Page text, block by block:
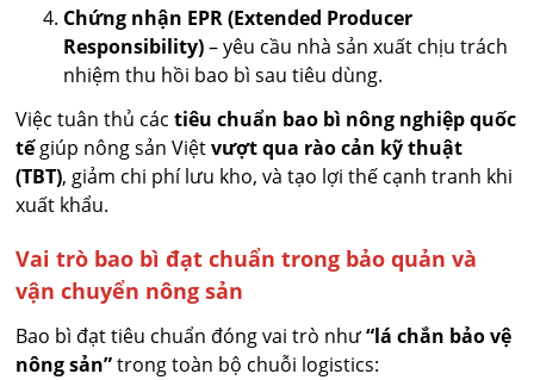
Chứng nhận EPR (Extended Producer
Responsibility)– yêu cầu nhà sản xuất chịu trách
nhiệm thu hồi bao bì sau tiêu dùng.
Việc tuân thủ cáctiêu chuẩn bao bì nông nghiệp quốc
tếgiúp nông sản Việtvượt qua rào cản kỹ thuật
(TBT), giảm chi phí lưu kho, và tạo lợi thế cạnh tranh khi
xuất khẩu.
Vai trò bao bì đạt chuẩn trong bảo quản và
vận chuyển nông sản
Bao bì đạt tiêu chuẩn đóng vai trò như“lá chắn bảo vệ
nông sản”trong toàn bộ chuỗi logistics: